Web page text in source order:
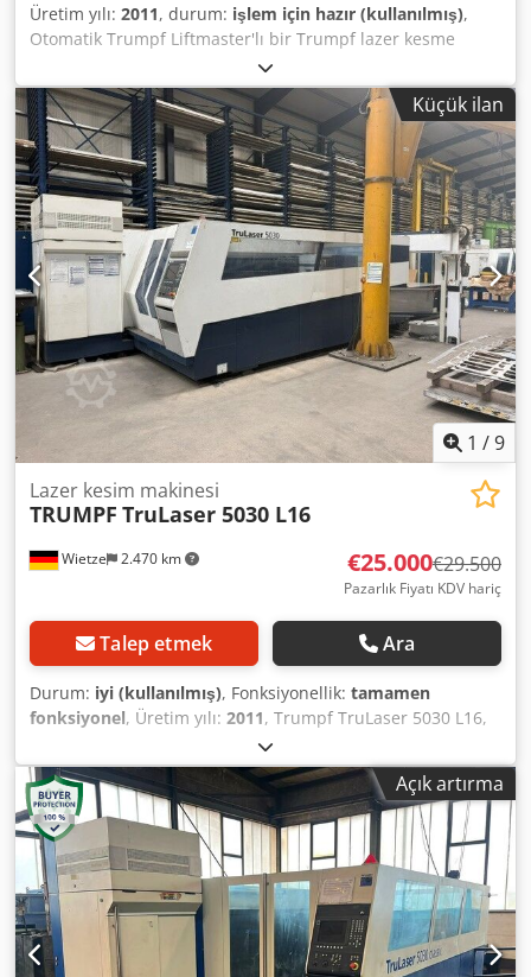
Üretim yılı: 2011, durum: işlem için hazır (kullanılmış),
Otomatik Trumpf Liftmaster'lı bir Trumpf lazer kesme
sistemi satışa sunulmaktadır. Lazer gücü: 5000W, Lazer
tipi: CO₂ lazer Trumpf TruFlow 5000, Dalga boyu: 10,6µm,
Çalışma alanı X/Y: 3000mm/1500mm, Z ekseni hareket
mesafesi: yaklaşık 115mm, maks. tabla yükü: yaklaşık
900kg, maks. eş zamanlı hız X/Y: yaklaşık 300m/dak, maks.
sac kalınlığı (inşaat çeliği/paslanmaz çelik/alüminyum):
yaklaşık 25mm/20mm/12mm, çalışma saati (12.06.2025
itibarıyla): yaklaşık 74181 saat, maks. LiftMaster tabla
boyutu: yaklaşık 3000mm/1500mm, maks. LiftMaster
taşıma kapasitesi: yaklaşık 917kg, maks. LiftMaster sac
kalınlığı aralığı: 20mm-25mm. Çevre birimleri ve
aksesuarlar dahildir. Makine boyutları X/Y/Z: yaklaşık
11250mm/4600mm/2400mm, ağırlık: yaklaşık 12500kg.
Belgeler mevcuttur. Yerinde inceleme yapmak
mümkündür. Djdszpyxispfx Afgekr
Küçük ilan
1 /9
Wietze 2.470 km
Lazer kesim makinesi
TRUMPF TruLaser 5030 L16
€25.000€29.500
Pazarlık Fiyatı KDV hariç
Talep etmek Ara
Durum: iyi (kullanılmış), Fonksiyonellik: tamamen
fonksiyonel, Üretim yılı: 2011, Trumpf TruLaser 5030 L16,
Liftmaster ile birlikte, iyi durumda, satılıktır. Makine,
tesisin yenilenmesi nedeniyle satılmaktadır. Çalışma alanı:
3.000 x 1.500 mm Lazer kaynağı: CO₂ lazer Lazer gücü: 5
kW İmalat yılı: 2011 Kontrol sistemi: Siemens Sinumerik
Maksimum sac boyutu: 3.000 x 1.500 mm İşlenebilen
malzemeler: Çelik Paslanmaz çelik Alüminyum Dkodpfx
Ajzlttlefgor Hemen kullanılabilir Randevu ile her zaman
incelenebilir.
Açık artırma